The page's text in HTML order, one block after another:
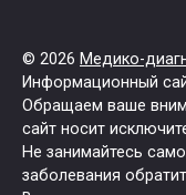
© 2026 Медико-
Информационный
Обращаем ваше
сайт носит
Не занимайтесь
заболевания